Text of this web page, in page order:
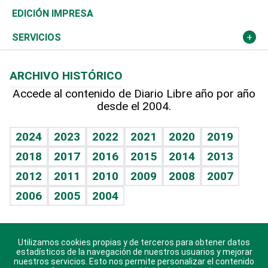
Caribe
Resto del mundo
Global y variable
Economía personal
Novedades
Podcast Arte Libre
Hablando con el pediatra
Vida y familia
Eñe
Celebrando la vida
Sin complejos
En pocas palabras
Escuchando al corazón
Olimpismo
Más deportes
TBT Deportivo
Noticiero Poteleche
Columnistas
Más firmas
Martes de tecnología
Cambio climático
Deportes
Opinión
Hecho en casa
Guía del dinero
EDICIÓN IMPRESA
SERVICIOS
Cumpleaños
Horóscopos
Crucigramas
ARCHIVO HISTÓRICO
Accede al contenido de Diario Libre año por año
desde el 2004.
2024 2023 2022 2021 2020
2019
2018
2017 2016 2015 2014
2013
2012
2011 2010 2009 2008
2007
2006
2005 2004
Descarga nuestras aplicaciones para Android, iOS y
sistema Huawei.
Utilizamos cookies propias y de terceros para obtener datos
estadísticos de la navegación de nuestros usuarios y mejorar
nuestros servicios. Esto nos permite personalizar el contenido